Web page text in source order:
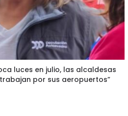
luces en julio, las alcaldesas
por sus aeropuertos”